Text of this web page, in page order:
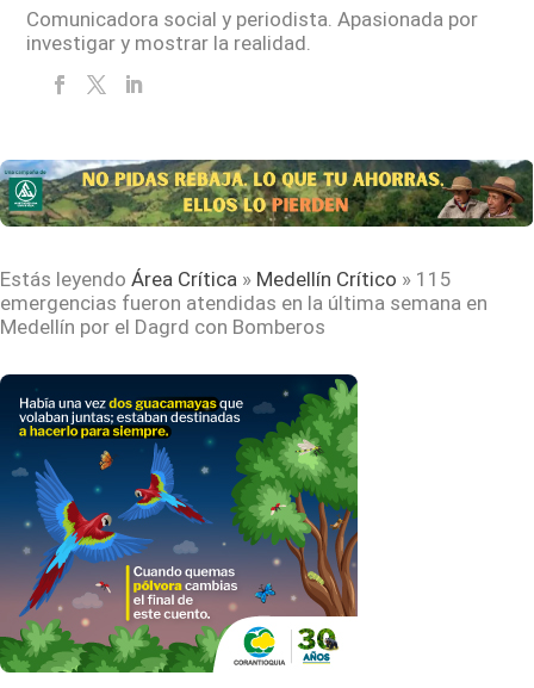
Comunicadora social y periodista. Apasionada por
investigar y mostrar la realidad.
Estás leyendo Área Crítica » Medellín Crítico » 115
emergencias fueron atendidas en la última semana en
Medellín por el Dagrd con Bomberos